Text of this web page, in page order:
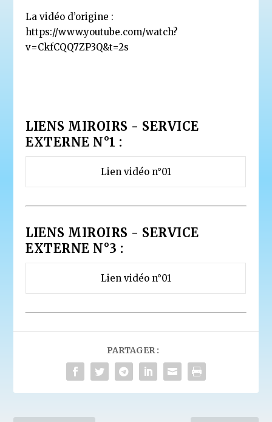
La vidéo d’origine :
https://www.youtube.com/watch?
v=CkfCQQ7ZP3Q&t=2s
LIENS MIROIRS - SERVICE
EXTERNE N°1 :
Lien vidéo n°01
LIENS MIROIRS - SERVICE
EXTERNE N°3 :
Lien vidéo n°01
PARTAGER :